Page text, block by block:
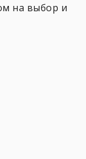
на выбор и